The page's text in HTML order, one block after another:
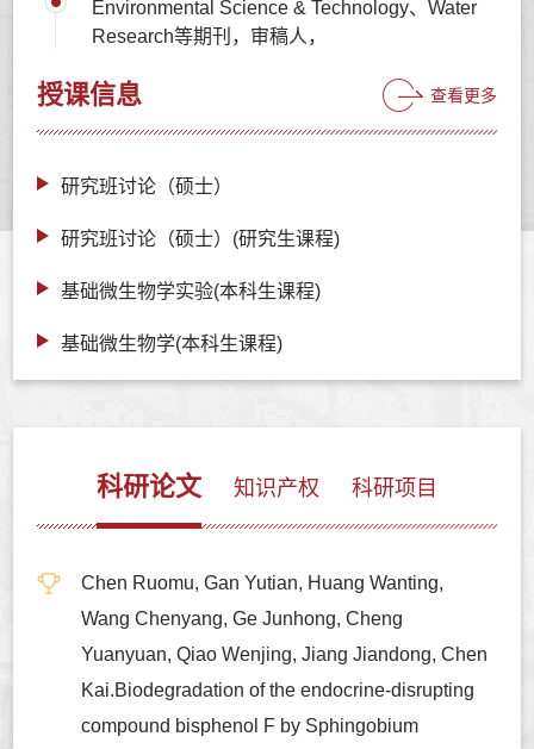
Environmental Science & Technology、Water
Research等期刊，审稿人，
授课信息 查看更多
研究班讨论（硕士）
研究班讨论（硕士）(研究生课程)
基础微生物学实验(本科生课程)
基础微生物学(本科生课程)
科研论文 知识产权 科研项目
Chen Ruomu, Gan Yutian, Huang Wanting,
Wang Chenyang, Ge Junhong, Cheng
Yuanyuan, Qiao Wenjing, Jiang Jiandong, Chen
Kai.Biodegradation of the endocrine-disrupting
compound bisphenol F by Sphingobium